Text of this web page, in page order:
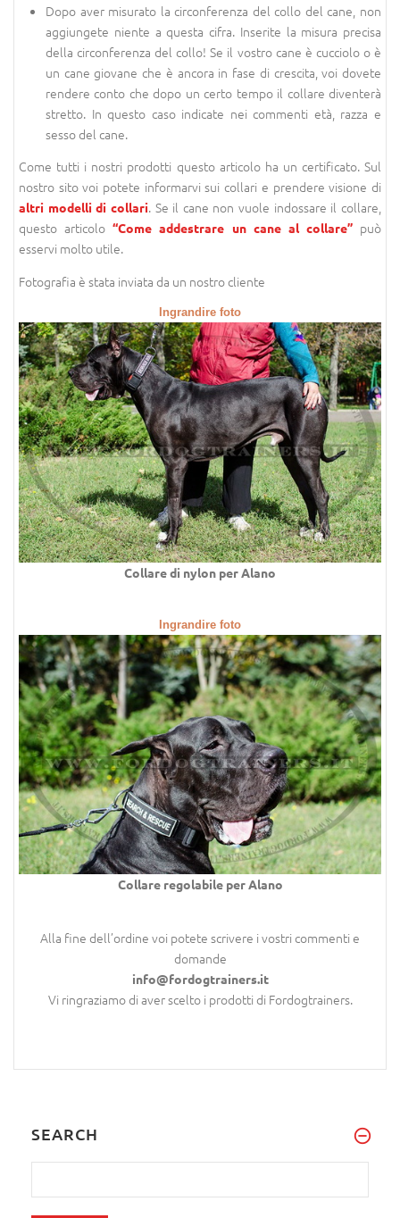
Dopo aver misurato la circonferenza del collo del cane, non
aggiungete niente a questa cifra. Inserite la misura precisa
della circonferenza del collo! Se il vostro cane è cucciolo o è
un cane giovane che è ancora in fase di crescita, voi dovete
rendere conto che dopo un certo tempo il collare diventerà
stretto. In questo caso indicate nei commenti età, razza e
sesso del cane.
Come tutti i nostri prodotti questo articolo ha un certificato. Sul
nostro sito voi potete informarvi sui collari e prendere visione di
altri modelli di collari. Se il cane non vuole indossare il collare,
questo articolo“Come addestrare un cane al collare”può
esservi molto utile.
Fotografia è stata inviata da un nostro cliente
Ingrandire foto
Collare di nylon per Alano
Ingrandire foto
Collare regolabile per Alano
Alla fine dell’ordine voi potete scrivere i vostri commenti e
domande
info@fordogtrainers.it
Vi ringraziamo di aver scelto i prodotti di Fordogtrainers.
SEARCH